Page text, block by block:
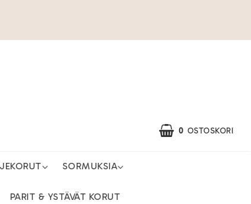
0 OSTOSKORI
SORMUKSIA
PARIT & YSTÄVÄT KORUT